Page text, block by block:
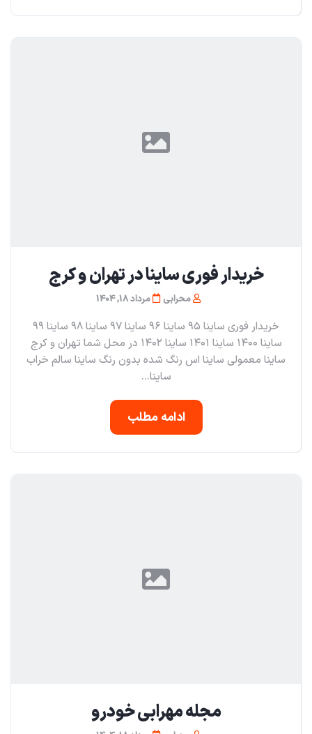
خریدار فوری ساینا در تهران و کرج
محرابی مرداد 18, 1404
خریدار فوری ساینا ۹۵ ساینا ۹۶ ساینا ۹۷ ساینا ۹۸ ساینا ۹۹
ساینا ۱۴۰۰ ساینا ۱۴۰۱ ساینا ۱۴۰۲ در محل شما تهران و کرج
ساینا معمولی ساینا اس رنگ شده بدون رنگ ساینا سالم خراب
ساینا...
ادامه مطلب
مجله مهرابی خودرو